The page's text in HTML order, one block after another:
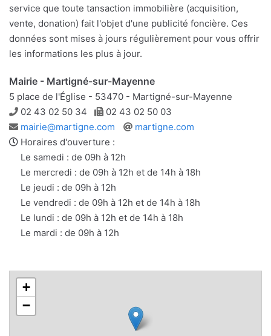
service que toute tansaction immobilière (acquisition,
vente, donation) fait l'objet d'une publicité foncière. Ces
données sont mises à jours régulièrement pour vous offrir
les informations les plus à jour.
Mairie - Martigné-sur-Mayenne
5 place de l'Église - 53470 - Martigné-sur-Mayenne
Téléphone
02 43 02 50 34 Télécopie
02 43 02 50 03
Adresse
e-
mail
mairie@martigne.com
Site
martigne.com
Horaires d'ouverture :
Le samedi : de 09h à 12h
Le mercredi : de 09h à 12h et de 14h à 18h
Le jeudi : de 09h à 12h
Le vendredi : de 09h à 12h et de 14h à 18h
Le lundi : de 09h à 12h et de 14h à 18h
Le mardi : de 09h à 12h
+
−